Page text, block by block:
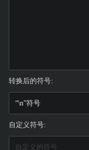
转换后的符号:
自定义符号: